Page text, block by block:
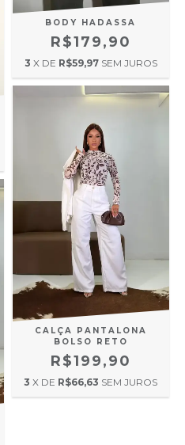
BODY HADASSA
R$179,90
3 X DE R$59,97 SEM JUROS
CALÇA PANTALONA
BOLSO RETO
R$199,90
3 X DE R$66,63 SEM JUROS